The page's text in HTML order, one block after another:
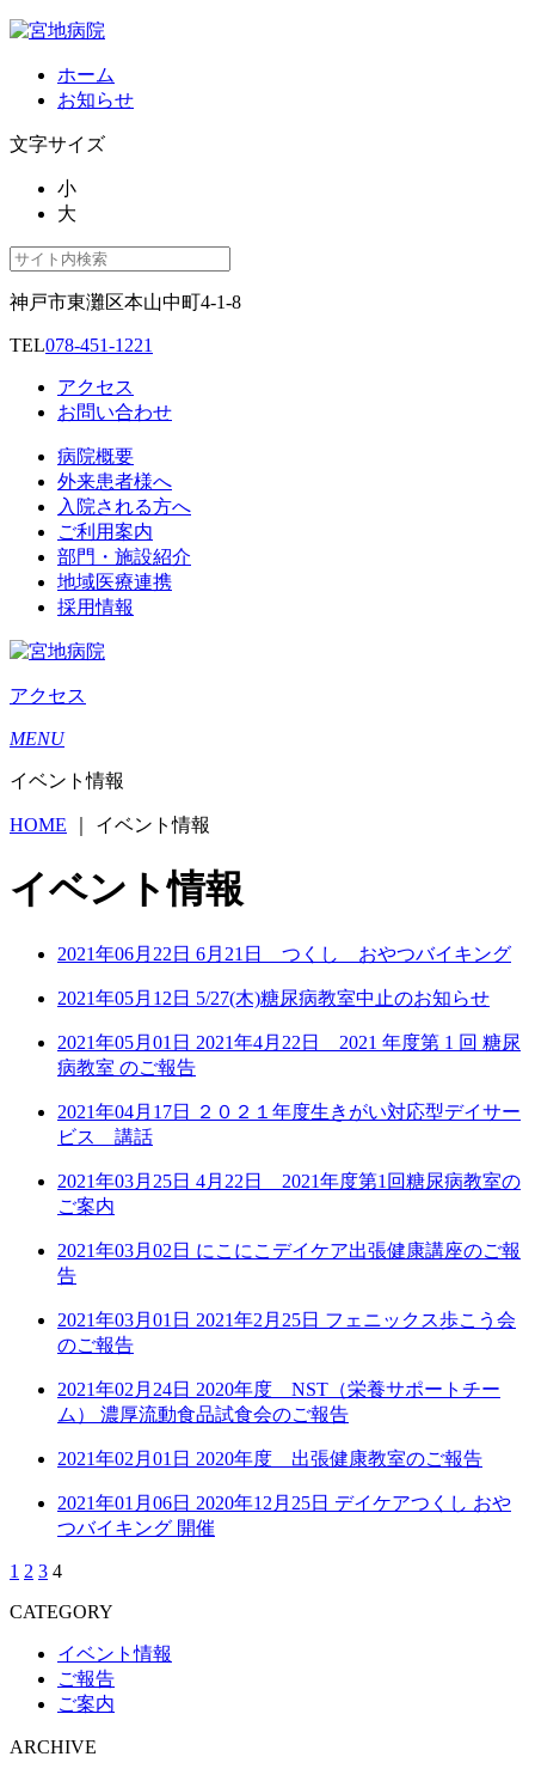
ホーム
お知らせ
文字サイズ
小
大
神戸市東灘区本山中町4-1-8
TEL078-451-1221
アクセス
お問い合わせ
病院概要
外来患者様へ
入院される方へ
ご利用案内
部門・施設紹介
地域医療連携
採用情報
アクセス
MENU
イベント情報
HOME イベント情報
イベント情報
2021年06月22日 6月21日 つくし おやつバイキング
2021年05月12日 5/27(木)糖尿病教室中止のお知らせ
2021年05月01日 2021年4月22日 2021 年度第 1 回 糖尿
病教室 のご報告
2021年04月17日
２０２１年度生きがい対応型デイサー
ビス 講話
2021年03月25日 4月22日 2021年度第1回糖尿病教室の
ご案内
2021年03月02日 にこにこデイケア出張健康講座のご報
告
2021年03月01日 2021年2月25日 フェニックス歩こう会
のご報告
2021年02月24日 2020年度 NST（栄養サポートチー
ム） 濃厚流動食品試食会のご報告
2021年02月01日 2020年度 出張健康教室のご報告
2021年01月06日 2020年12月25日 デイケアつくし おや
つバイキング 開催
1 2 3 4
CATEGORY
イベント情報
ご報告
ご案内
ARCHIVE